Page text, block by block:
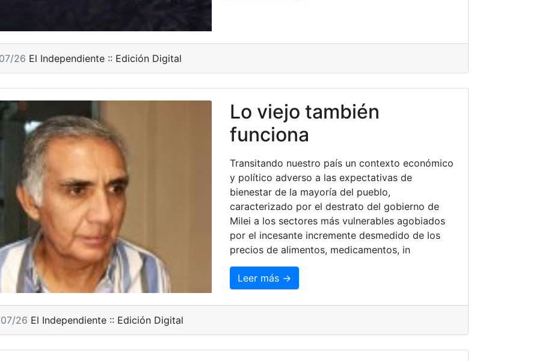
26 El Independiente :: Edición Digital
Lo viejo también
funciona
Transitando nuestro país un contexto económico
y político adverso a las expectativas de
bienestar de la mayoría del pueblo,
caracterizado por el destrato del gobierno de
Milei a los sectores más vulnerables agobiados
por el incesante incremente desmedido de los
precios de alimentos, medicamentos, in
Leer más →
26 El Independiente :: Edición Digital